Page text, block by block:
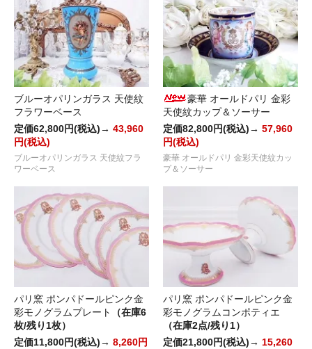
ブルーオパリンガラス 天使紋
フラワーベース
定価62,800円(税込)→ 43,960
円(税込)
ブルーオパリンガラス 天使紋フラ
ワーベース
豪華 オールドパリ 金彩
天使紋カップ＆ソーサー
定価82,800円(税込)→ 57,960
円(税込)
豪華 オールドパリ 金彩天使紋カッ
プ＆ソーサー
パリ窯 ポンパドールピンク金
彩モノグラムプレート
（在庫6
枚/残り1枚）
定価11,800円(税込)→ 8,260円
パリ窯 ポンパドールピンク金
彩モノグラムコンポティエ
（在庫2点/残り1）
定価21,800円(税込)→ 15,260